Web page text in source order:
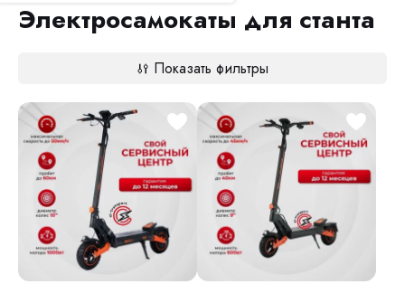
Электросамокаты для станта
Показать фильтры